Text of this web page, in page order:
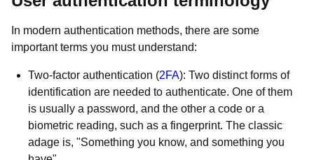
In modern authentication methods, there are some
important terms you must understand:
Two-factor authentication (2FA): Two distinct forms of
identification are needed to authenticate. One of them
is usually a password, and the other a code or a
biometric reading, such as a fingerprint. The classic
adage is, "Something you know, and something you